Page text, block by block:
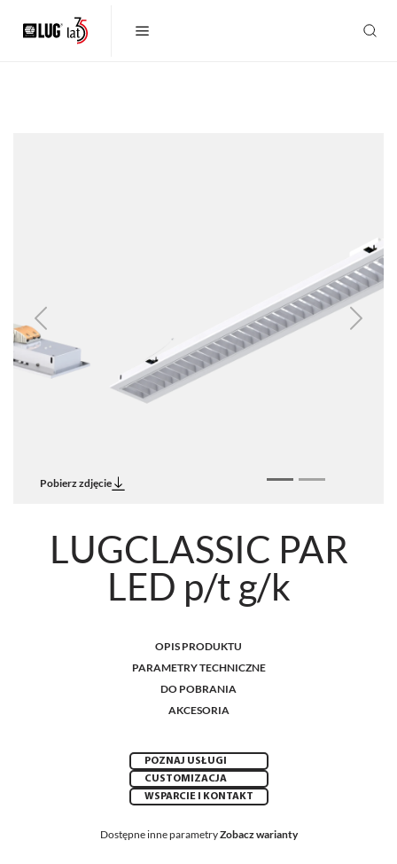
Previous Next
Pobierz zdjęcie
LUGCLASSIC PAR
LED p/t g/k
OPIS PRODUKTU
PARAMETRY TECHNICZNE
DO POBRANIA
AKCESORIA
POZNAJ USŁUGI
CUSTOMIZACJA
WSPARCIE I KONTAKT
Dostępne inne parametryZobacz warianty